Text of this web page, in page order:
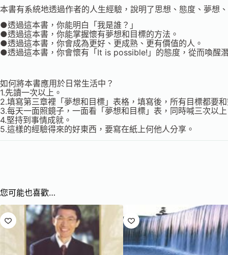
本書有系統地透過作者的人生經驗，說明了思想、態度、夢想
●透過這本書，你能明白「我是誰？」
●透過這本書，你能掌握懷有夢想和目標的方法。
●透過這本書，你會成為更好、更成熟、更有價值的人。
●透過這本書，你會懷有「It is possible!」的態度，從而喚醒
如何將本書應用於日常生活中？
1.先讀一次以上。
2.填寫第三章裡「夢想和目標」表格，填寫後，所有目標都要
3.每天一面照鏡子，一面看「夢想和目標」表，同時喊三次以
4.堅持到事情成就。
5.這樣的經驗得來的好東西，要寫在紙上何他人分享。
您可能也喜歡…